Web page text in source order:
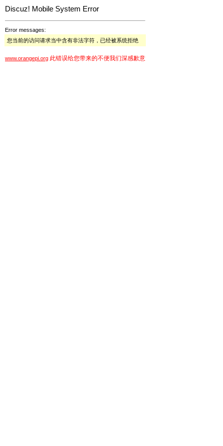
Discuz! Mobile System Error
Error messages:
您当前的访问请求当中含有非法字符，已经被系统拒绝
www.orangepi.org 此错误给您带来的不便我们深感歉意